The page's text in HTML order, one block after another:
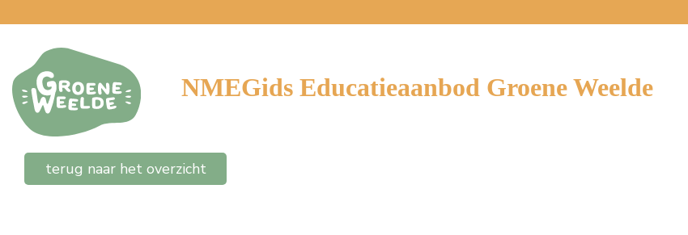
NMEGids Educatieaanbod Groene Weelde
terug naar het overzicht